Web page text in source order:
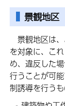
景観地区
景観地区は
を対象に、こ
め、違反した
行うことが可
制誘導を行うも